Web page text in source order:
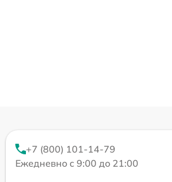
+7 (800) 101-14-79
Ежедневно с 9:00 до 21:00